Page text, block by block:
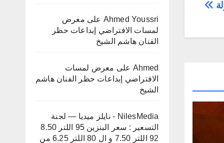
Ahmed Youssri على معرض
لمسات الافتراضي إبداعات حظر
الفنان هاشم الشيخ
Ahmed على معرض لمسات
الافتراضي إبداعات حظر الفنان هاشم
الشيخ
NilesMedia - نايلز ميديا — لجنة
التسعير : سعر البنزين 95 اللتر 8.50
92 اللتر 7.50 و ال 80 اللتر 6.25 من